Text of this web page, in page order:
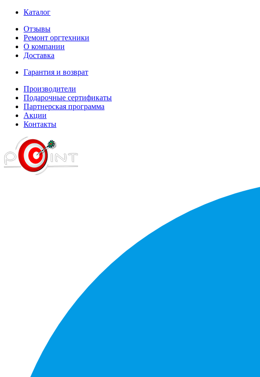
Каталог
Отзывы
Ремонт оргтехники
О компании
Доставка
Гарантия и возврат
Производители
Подарочные сертификаты
Партнерская программа
Акции
Контакты